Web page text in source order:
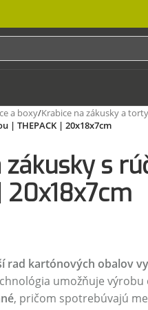
a boxy/Krabice na zákusky a torty
| THEPACK | 20x18x7cm
s
20x18x7cm
rad kartónových obalov
umožňuje výrobu
, pričom spotrebúvajú